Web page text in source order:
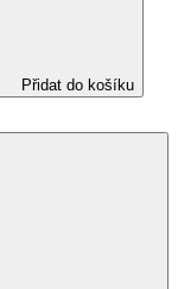
Přidat do košíku